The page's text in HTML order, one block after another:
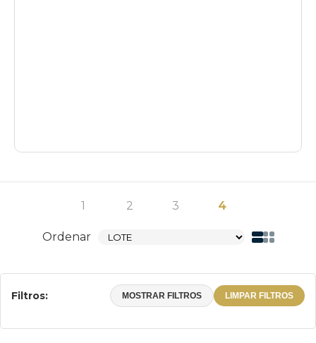
1 2 3 4
Ordenar
Filtros: MOSTRAR FILTROS LIMPAR FILTROS